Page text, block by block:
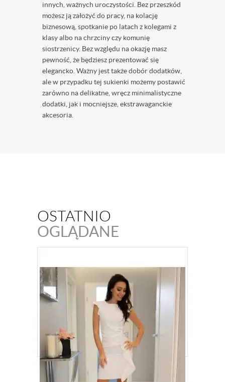
innych, ważnych uroczystości. Bez przeszkód
możesz ją założyć do pracy, na kolację
biznesową, spotkanie po latach z kolegami z
klasy albo na chrzciny czy komunię
siostrzenicy. Bez względu na okazję masz
pewność, że będziesz prezentować się
elegancko. Ważny jest także dobór dodatków,
ale w przypadku tej sukienki możemy postawić
zarówno na delikatne, wręcz minimalistyczne
dodatki, jak i mocniejsze, ekstrawaganckie
akcesoria.
OSTATNIO
OGLĄDANE
SUKIENKA KREMOWA MINI Z FALBANĄ
NA WESELE KM66K-3